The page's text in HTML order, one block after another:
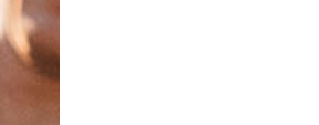
of een etentje? Met een